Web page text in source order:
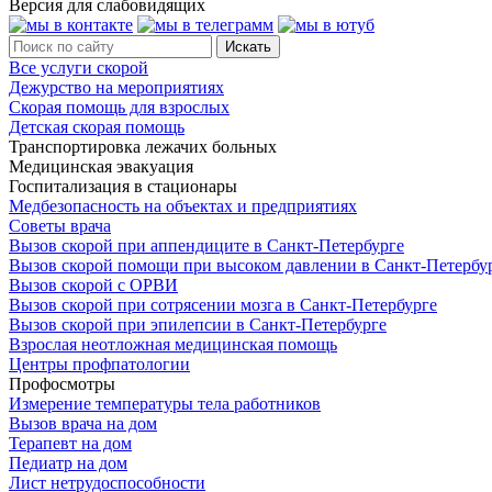
Версия для слабовидящих
Все услуги скорой
Дежурство на мероприятиях
Скорая помощь для взрослых
Детская скорая помощь
Транспортировка лежачих больных
Медицинская эвакуация
Госпитализация в стационары
Медбезопасность на объектах и предприятиях
Советы врача
Вызов скорой при аппендиците в Санкт-Петербурге
Вызов скорой помощи при высоком давлении в Санкт-
Вызов скорой с ОРВИ
Вызов скорой при сотрясении мозга в Санкт-Петербурге
Вызов скорой при эпилепсии в Санкт-Петербурге
Взрослая неотложная медицинская помощь
Центры профпатологии
Профосмотры
Измерение температуры тела работников
Вызов врача на дом
Терапевт на дом
Педиатр на дом
Лист нетрудоспособности